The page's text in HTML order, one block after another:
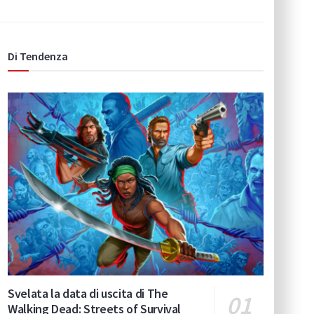
Di Tendenza
Svelata la data di uscita di The
Walking Dead: Streets of Survival